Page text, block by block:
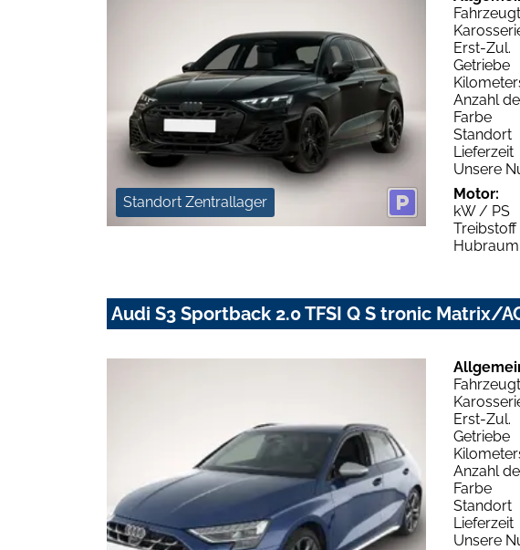
Standort Zentrallager
Erst-Zul.
Getriebe
Anzahl
Farbe
Standort
Lieferzeit
Unsere
Motor:
kW / PS
Treibstoff
Hubraum
Audi S3 Sportback 2.0 TFSI Q S tronic Matrix/
Erst-Zul.
Getriebe
Anzahl
Farbe
Standort
Lieferzeit
Unsere